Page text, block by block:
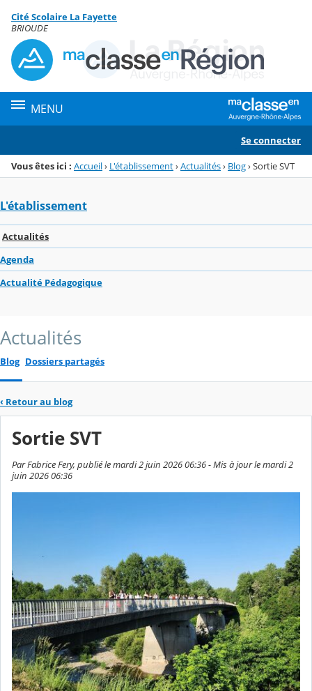
Menu de la rubrique
Contenu
Cité Scolaire La Fayette
BRIOUDE
MENU
Se connecter
Vous êtes ici : Accueil› L'établissement›Actualités› Blog›Sortie SVT
L'établissement
Actualités
Agenda
Actualité Pédagogique
Actualités
Blog Dossiers partagés
‹ Retour au blog
Sortie SVT
Par Fabrice Fery, publié le mardi 2 juin 2026 06:36 - Mis à jour le mardi 2
juin 2026 06:36